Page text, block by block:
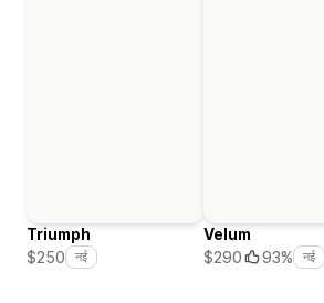
Triumph
$250
नई
Velum
$290
93% नई